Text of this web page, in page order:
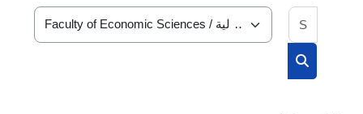
Course categories